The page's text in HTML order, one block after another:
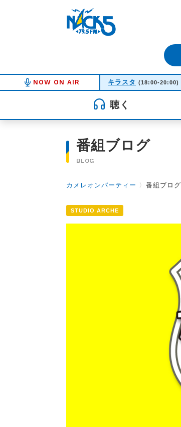
NOW ON AIR キラスタ (18:00-20:00)
聴く
番組ブログ
BLOG
カメレオンパーティー 〉 番組ブログ
STUDIO ARCHE